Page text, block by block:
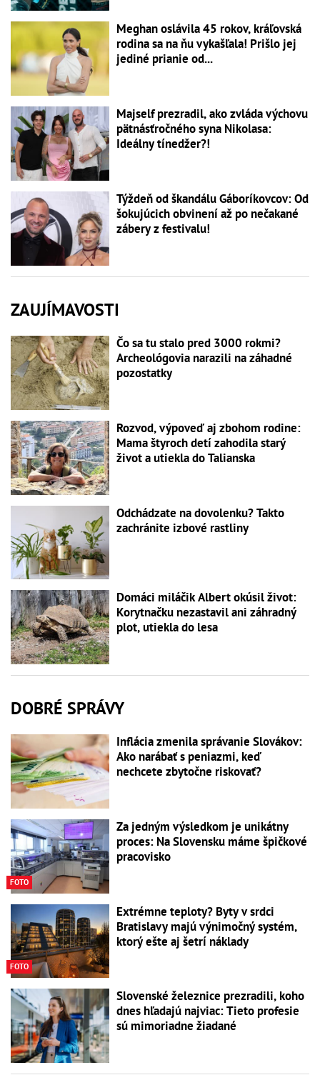
Meghan oslávila 45 rokov, kráľovská
rodina sa na ňu vykašľala! Prišlo jej
jediné prianie od...
Majself prezradil, ako zvláda výchovu
pätnásťročného syna Nikolasa:
Ideálny tínedžer?!
Týždeň od škandálu Gáboríkovcov: Od
šokujúcich obvinení až po nečakané
zábery z festivalu!
ZAUJÍMAVOSTI
Čo sa tu stalo pred 3000 rokmi?
Archeológovia narazili na záhadné
pozostatky
Rozvod, výpoveď aj zbohom rodine:
Mama štyroch detí zahodila starý
život a utiekla do Talianska
Odchádzate na dovolenku? Takto
zachránite izbové rastliny
Domáci miláčik Albert okúsil život:
Korytnačku nezastavil ani záhradný
plot, utiekla do lesa
DOBRÉ SPRÁVY
Inflácia zmenila správanie Slovákov:
Ako narábať s peniazmi, keď
nechcete zbytočne riskovať?
FOTO
Za jedným výsledkom je unikátny
proces: Na Slovensku máme špičkové
pracovisko
FOTO
Extrémne teploty? Byty v srdci
Bratislavy majú výnimočný systém,
ktorý ešte aj šetrí náklady
Slovenské železnice prezradili, koho
dnes hľadajú najviac: Tieto profesie
sú mimoriadne žiadané